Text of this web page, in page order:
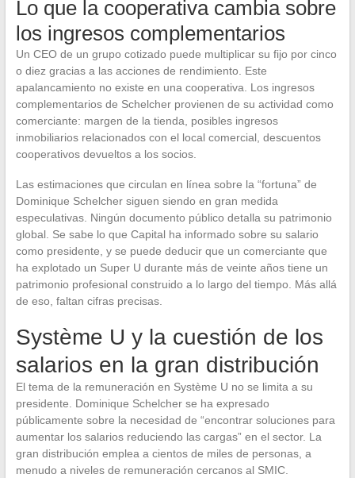
Lo que la cooperativa cambia sobre
los ingresos complementarios
Un CEO de un grupo cotizado puede multiplicar su fijo por cinco
o diez gracias a las acciones de rendimiento. Este
apalancamiento no existe en una cooperativa. Los ingresos
complementarios de Schelcher provienen de su actividad como
comerciante: margen de la tienda, posibles ingresos
inmobiliarios relacionados con el local comercial, descuentos
cooperativos devueltos a los socios.
Las estimaciones que circulan en línea sobre la “fortuna” de
Dominique Schelcher siguen siendo en gran medida
especulativas. Ningún documento público detalla su patrimonio
global. Se sabe lo que Capital ha informado sobre su salario
como presidente, y se puede deducir que un comerciante que
ha explotado un Super U durante más de veinte años tiene un
patrimonio profesional construido a lo largo del tiempo. Más allá
de eso, faltan cifras precisas.
Système U y la cuestión de los
salarios en la gran distribución
El tema de la remuneración en Système U no se limita a su
presidente. Dominique Schelcher se ha expresado
públicamente sobre la necesidad de “encontrar soluciones para
aumentar los salarios reduciendo las cargas” en el sector. La
gran distribución emplea a cientos de miles de personas, a
menudo a niveles de remuneración cercanos al SMIC.